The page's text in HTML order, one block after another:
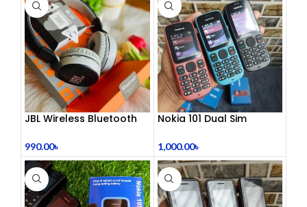
JBL Wireless Bluetooth
990.00৳
Nokia 101 Dual Sim
1,000.00৳